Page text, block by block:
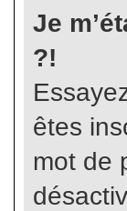
Je
?!
êtes
mot de